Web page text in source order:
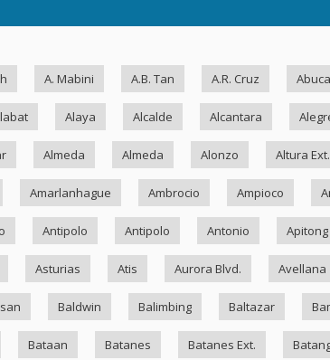
A. Mabini A.B. Tan A.R. Cruz
Alaya Alcalde Alcantara
Almeda Almeda Alonzo Altura Ext.
Amarlanhague Ambrocio Ampioco
Antipolo Antipolo Antonio Apitong
Asturias Atis Aurora Blvd. Avellana
Baldwin Balimbing Baltazar
Bataan Batanes Batanes Ext.